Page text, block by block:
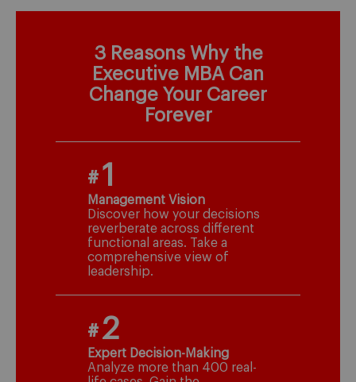
3 Reasons Why the
Executive MBA Can
Change Your Career
Forever
#1
Management Vision
Discover how your decisions
reverberate across different
functional areas. Take a
comprehensive view of
leadership.
#2
Expert Decision-Making
Analyze more than 400 real-